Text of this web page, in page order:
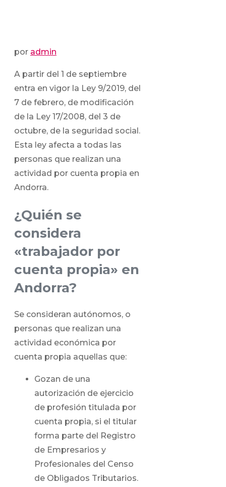
por admin
A partir del 1 de septiembre
entra en vigor la Ley 9/2019, del
7 de febrero, de modificación
de la Ley 17/2008, del 3 de
octubre, de la seguridad social.
Esta ley afecta a todas las
personas que realizan una
actividad por cuenta propia en
Andorra.
¿Quién se
considera
«trabajador por
cuenta propia» en
Andorra?
Se consideran autónomos, o
personas que realizan una
actividad económica por
cuenta propia aquellas que:
Gozan de una
autorización de ejercicio
de profesión titulada por
cuenta propia, si el titular
forma parte del Registro
de Empresarios y
Profesionales del Censo
de Obligados Tributarios.